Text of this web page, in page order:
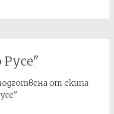
от екипа